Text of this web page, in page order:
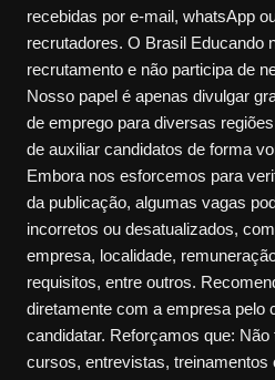
recebidas por e-mail, whatsApp
recrutadores. O Brasil Educando
recrutamento e não participa de
Nosso papel é apenas divulgar
de emprego para diversas
de auxiliar candidatos de forma
Embora nos esforcemos para
da publicação, algumas vagas
incorretos ou desatualizados,
empresa, localidade,
requisitos, entre outros.
diretamente com a empresa pelo
candidatar. Reforçamos que:
cursos, entrevistas, treinamentos